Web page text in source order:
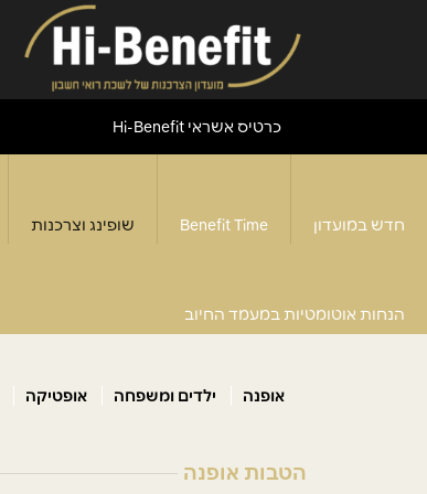
כרטיס אשראי Hi-Benefit
חדש במועדון Benefit Time שופינג וצרכנות
הנחות אוטומטיות במעמד החיוב
דף הבית >שופינג וצרכנות
אופנה ילדים ומשפחה אופטיקה
הטבות אופנה